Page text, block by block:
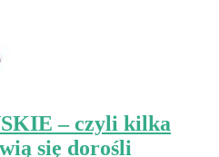
– czyli kilka
się dorośli